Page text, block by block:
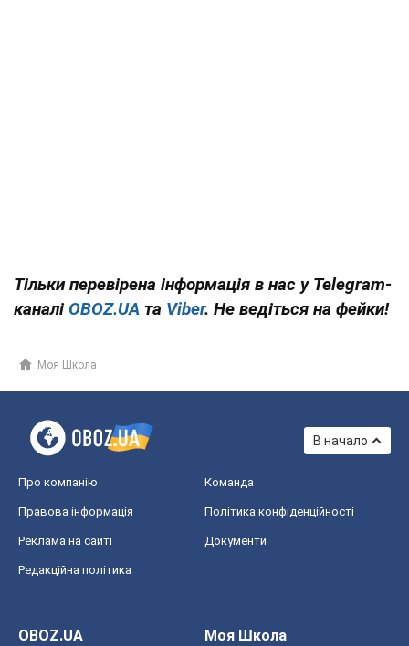
Тільки перевірена інформація в нас у Telegram-
каналі OBOZ.UA та Viber. Не ведіться на фейки!
Моя Школа
В начало
Про компанію Команда
Правова інформація Політика конфіденційності
Реклама на сайті Документи
Редакційна політика
OBOZ.UA
Моя Школа